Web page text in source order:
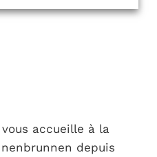
accueille à la
depuis